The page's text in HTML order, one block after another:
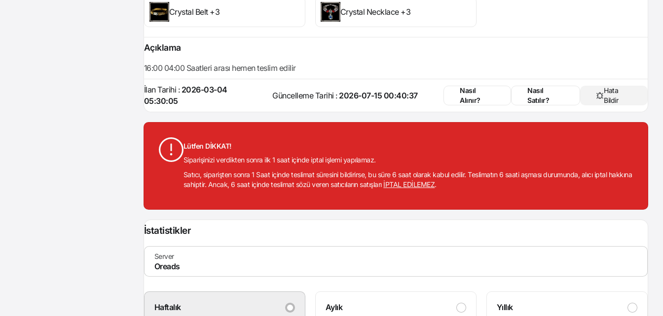
Crystal Belt +3 Crystal Necklace +3
Açıklama
16:00 04:00 Saatleri arası hemen teslim edilir
İlan Tarihi : 2026-03-04
05:30:05
Güncelleme Tarihi : 2026-07-15 00:40:37
Nasıl
Alınır?
Nasıl
Satılır?
Hata
Bildir
Lütfen DİKKAT!
Siparişinizi verdikten sonra ilk 1 saat içinde iptal işlemi yapılamaz.
Satıcı, siparişten sonra 1 Saat içinde teslimat süresini bildirirse, bu süre 6 saat olarak kabul edilir. Teslimatın 6 saati aşması durumunda, alıcı iptal hakkına
sahiptir. Ancak, 6 saat içinde teslimat sözü veren satıcıların satışları İPTAL EDİLEMEZ.
İstatistikler
Haftalık Aylık Yıllık